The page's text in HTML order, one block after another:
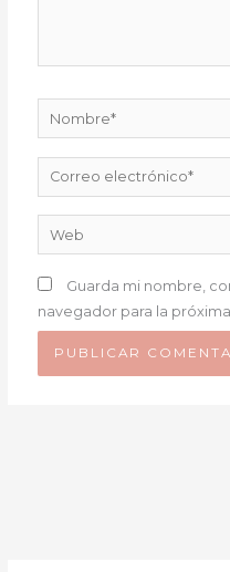
Nombre*
Correo
electrónico*
Web
Guarda mi nombre,
navegador para la